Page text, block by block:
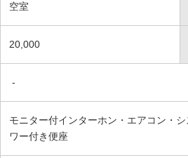
空室
20,000
-
モニター付インターホン・エアコン・
ワー付き便座